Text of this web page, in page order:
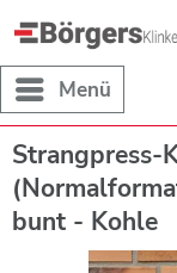
Menü
Strangpress-
bunt - Kohle